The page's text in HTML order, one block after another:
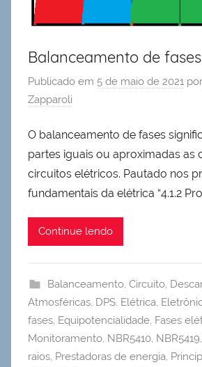
Balanceamento de
Publicado em 5 de maio de 2021 por
Zapparoli
O balanceamento de fases
partes iguais ou aproximadas as
circuitos elétricos. Pautado nos
fundamentais da elétrica “4.1.2
Continue lendo
Balanceamento, Circuito,
Atmosféricas, DPS, Elétrica,
fases, Equipotencialidade, Fases
Monitoramento, NBR5410, NBR5419,
raios, Prestadoras de energia,